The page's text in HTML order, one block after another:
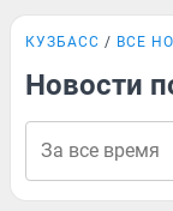
КУЗБАСС ВСЕ
Новости